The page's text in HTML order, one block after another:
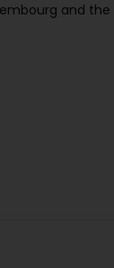
and the